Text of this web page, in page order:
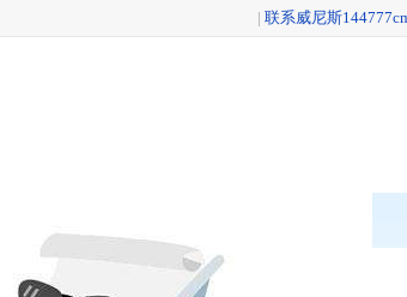
| 联系威尼斯